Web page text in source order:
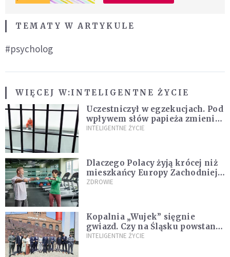
TEMATY W ARTYKULE
#psycholog
WIĘCEJ W:INTELIGENTNE ŻYCIE
Uczestniczył w egzekucjach. Pod
wpływem słów papieża zmienił
zdanie
INTELIGENTNE ŻYCIE
Dlaczego Polacy żyją krócej niż
mieszkańcy Europy Zachodniej?
Ekspertka wskazuje główne
ZDROWIE
Kopalnia „Wujek” sięgnie
gwiazd. Czy na Śląsku powstanie
„Dolina Krzemowa”?
INTELIGENTNE ŻYCIE